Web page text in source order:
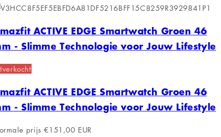
ACTIVE EDGE Smartwatch Groen 46
- Slimme Technologie voor Jouw Lifestyle
ACTIVE EDGE Smartwatch Groen 46
- Slimme Technologie voor Jouw Lifestyle
prijs €151,00 EUR